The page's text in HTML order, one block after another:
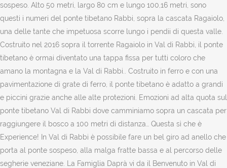
sospeso. Alto 50 metri, largo 80 cm e lungo 100,16 metri, sono
questi i numeri del ponte tibetano Rabbi, sopra la cascata Ragaiolo,
una delle tante che impetuosa scorre lungo i pendii di questa valle.
Costruito nel 2016 sopra il torrente Ragaiolo in Val di Rabbi, il ponte
tibetano è ormai diventato una tappa fissa per tutti coloro che
amano la montagna e la Val di Rabbi.. Costruito in ferro e con una
pavimentazione di grate di ferro, il ponte tibetano è adatto a grandi
e piccini grazie anche alle alte protezioni. Emozioni ad alta quota sul
ponte tibetano Val di Rabbi dove camminiamo sopra un cascata per
raggiungere il bosco a 100 metri di distanza… Questa sì che è
Experience! In Val di Rabbi è possibile fare un bel giro ad anello che
porta al ponte sospeso, alla malga fratte bassa e al percorso delle
segherie veneziane. La Famiglia Daprà vi da il Benvenuto in Val di